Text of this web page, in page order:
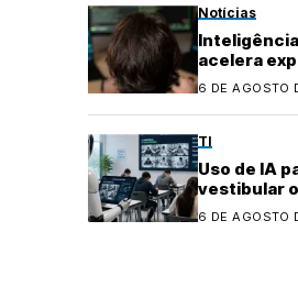
Notícias
acelera
indústria
6 DE AGOSTO
TI
Uso de IA
vestibular
candidatos
6 DE AGOSTO